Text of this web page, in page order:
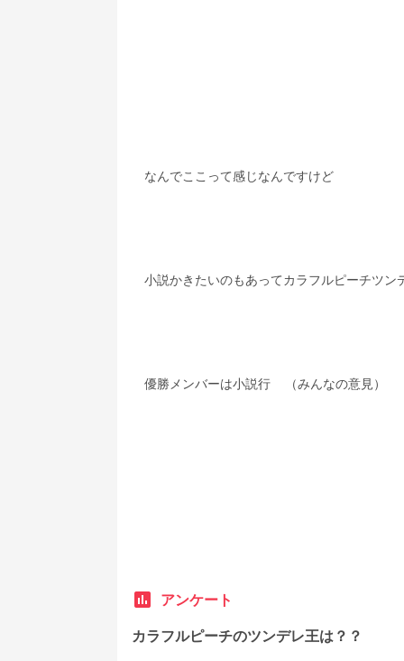
なんでここって感じなんですけど
小説かきたいのもあってカラフルピーチツン
優勝メンバーは小説行    （みんなの意見）
poll アンケート
カラフルピーチのツンデレ王は？？